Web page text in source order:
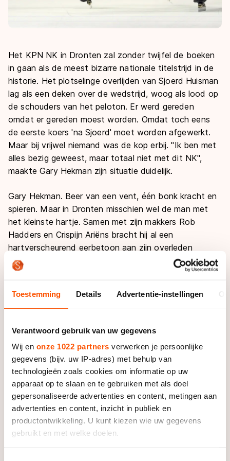
Toestemming Details Advertentie-instellingen
Verantwoord gebruik van uw gegevens
Wij en onze 1022 partners verwerken je persoonlijke
gegevens (bijv. uw IP-adres) met behulp van
technologieën zoals cookies om informatie op uw
apparaat op te slaan en te gebruiken met als doel
gepersonaliseerde advertenties en content, metingen aan
advertenties en content, inzicht in publiek en
productontwikkeling. U kunt kiezen wie uw gegevens
gebruikt en met welke doelen.
Het KPN NK in Dronten zal zonder twijfel de boeken
in gaan als de meest bizarre nationale titelstrijd in de
historie. Het plotselinge overlijden van Sjoerd Huisman
lag als een deken over de wedstrijd, woog als lood op
de schouders van het peloton. Er werd gereden
omdat er gereden moest worden. Omdat toch eens
de eerste koers 'na Sjoerd' moet worden afgewerkt.
Maar bij vrijwel niemand was de kop erbij. "Ik ben met
alles bezig geweest, maar totaal niet met dit NK",
maakte Gary Hekman zijn situatie duidelijk.
Gary Hekman. Beer van een vent, één bonk kracht en
spieren. Maar in Dronten misschien wel de man met
het kleinste hartje. Samen met zijn makkers Rob
Hadders en Crispijn Ariëns bracht hij al een
hartverscheurend eerbetoon aan zijn overleden
makker. Op de mouw van het schaatspak hadden de
mannen het logo van Superman laten maken, de
het ijs dacht Hekman maar aan één ding. "Ik wilde hier
winnen. Niet voor mezelf, niet voor de titel, maar voor
Bijna volbracht Hekman die droom. Bijna. In de laatste
meters werd hem de voet dwarsgezet door Arjan
Stroetinga, die in zijn honger naar een vijfde titel net
iets rapper was dan de man die zijn zege wilde
opdragen. Gary Hekman was er kapot van, zakte vlak
voor de huldiging op de grond en liet zijn tranen de
vrije loop.